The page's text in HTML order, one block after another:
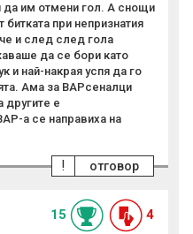
да им отмени гол. А снощи
при непризнатия
и след след гола
да се бори като
и най-накрая успя да го
Ама за ВАРсеналци
другите е
а се направиха на
отговор
!
15 4